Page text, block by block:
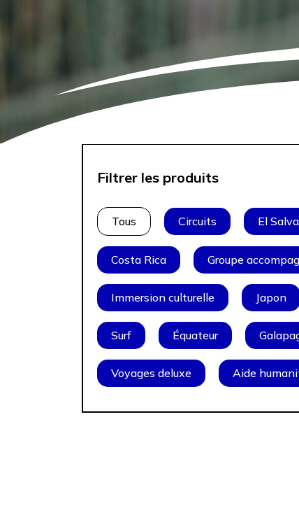
Filtrer les produits
Tous Circuits El
Costa Rica Groupe
Immersion culturelle Japon
Surf Équateur
Voyages deluxe Aide